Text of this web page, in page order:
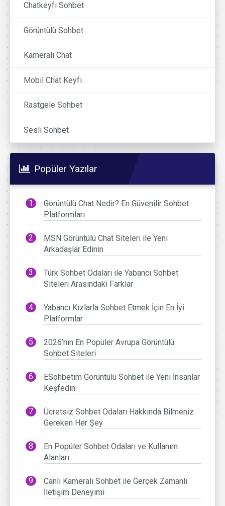
Chatkeyfi Sohbet
Görüntülü Sohbet
Kameralı Chat
Mobil Chat Keyfi
Rastgele Sohbet
Sesli Sohbet
Popüler Yazılar
Görüntülü Chat Nedir? En Güvenilir Sohbet
Platformları
MSN Görüntülü Chat Siteleri ile Yeni
Arkadaşlar Edinin
Türk Sohbet Odaları ile Yabancı Sohbet
Siteleri Arasındaki Farklar
Yabancı Kızlarla Sohbet Etmek İçin En İyi
Platformlar
2026’nın En Popüler Avrupa Görüntülü
Sohbet Siteleri
ESohbetim Görüntülü Sohbet ile Yeni İnsanlar
Keşfedin
Ücretsiz Sohbet Odaları Hakkında Bilmeniz
Gereken Her Şey
En Popüler Sohbet Odaları ve Kullanım
Alanları
Canlı Kameralı Sohbet ile Gerçek Zamanlı
İletişim Deneyimi